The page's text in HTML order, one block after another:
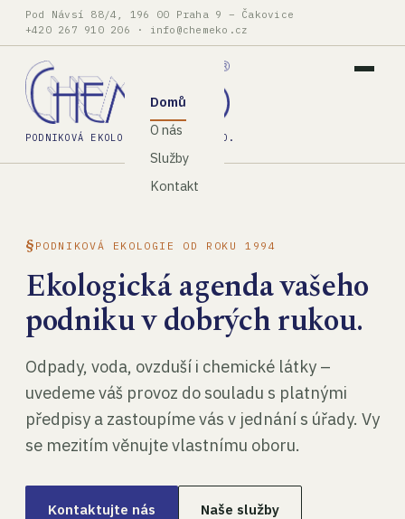
Pod Návsí 88/4, 196 00 Praha 9 – Čakovice
+420 267 910 206 · info@chemeko.cz
PODNIKOVÁ EKOLOGIE, SPOL. S R.O.
Domů
O nás
Služby
Kontakt
PODNIKOVÁ EKOLOGIE OD ROKU 1994
Ekologická agenda vašeho
podniku v dobrých rukou.
Odpady, voda, ovzduší i chemické látky –
uvedeme váš provoz do souladu s platnými
předpisy a zastoupíme vás v jednání s úřady. Vy
se mezitím věnujte vlastnímu oboru.
Kontaktujte nás Naše služby